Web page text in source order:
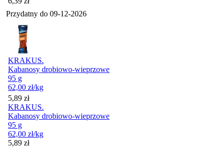
Przydatny do 09-12-2026
KRAKUS.
Kabanosy drobiowo-wieprzowe
95 g
62,00 zł/kg
Cena
5,89 zł
KRAKUS.
Kabanosy drobiowo-wieprzowe
95 g
62,00 zł/kg
Cena
5,89 zł